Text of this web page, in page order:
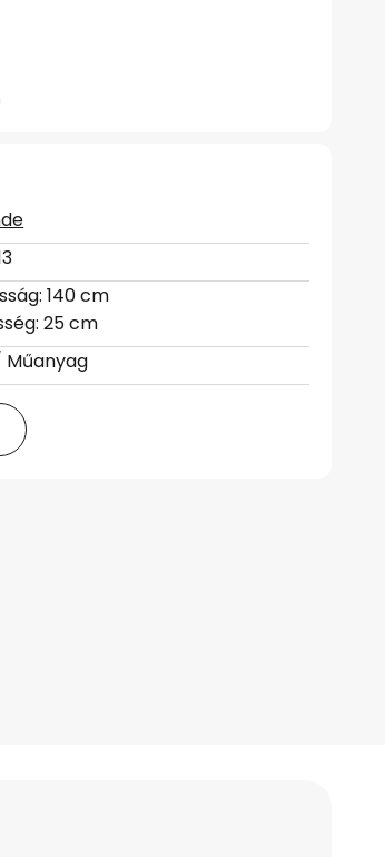
140 cm
25 cm
Műanyag